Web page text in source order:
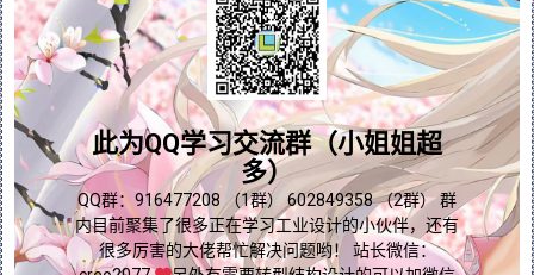
具，这是一项强大的功能，主要用于模拟视觉效果，特
别适用于设计存在视觉盲区可能导致危险的产品。此
外，该工具还可用于渲染或快速生成放射状曲面，提升
设计效率。视频通过实际操作演示了“视野”工具的基本
用法，包括如何选择视野位置、目标对象、排除对象，
以及设置视野距离和使用遮挡物等关键步骤。无论您是
产品设计师还是希望优化视觉模拟流程的专业人士，本
视频都能为您提供实用指导，助您轻松掌握“视野”工
具，提升设计安全性与视觉效果！
Continue reading...
此为QQ学习交流群（小姐姐超
多）
QQ群：916477208 （1群） 602849358 （2群） 群
内目前聚集了很多正在学习工业设计的小伙伴，还有
很多厉害的大佬帮忙解决问题哟！ 站长微信：
问题答疑♥资料白嫖
群内有大量学习资料哟~
点我直接加群嘛